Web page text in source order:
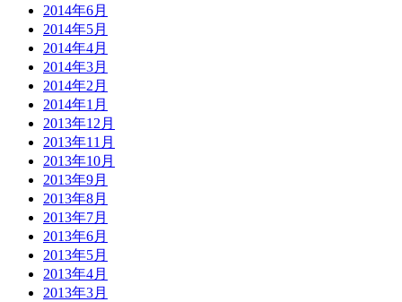
2014年6月
2014年5月
2014年4月
2014年3月
2014年2月
2014年1月
2013年12月
2013年11月
2013年10月
2013年9月
2013年8月
2013年7月
2013年6月
2013年5月
2013年4月
2013年3月